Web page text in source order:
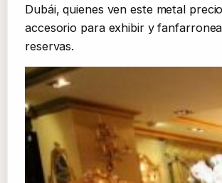
Dubái, quienes ven este metal
accesorio para exhibir y
reservas.